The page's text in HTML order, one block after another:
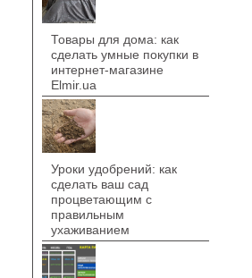
Товары для дома: как
сделать умные покупки в
интернет-магазине
Elmir.ua
Уроки удобрений: как
сделать ваш сад
процветающим с
правильным
ухаживанием